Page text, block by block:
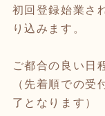
初回登録始業さ
り込みます。
ご都合の良い日
（先着順での受
了となります）